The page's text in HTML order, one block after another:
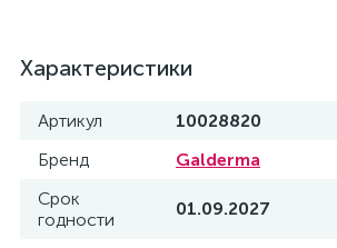
Характеристики
Артикул 10028820
Бренд Galderma
Срок
годности
01.09.2027